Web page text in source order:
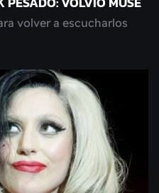
volver a escucharlos